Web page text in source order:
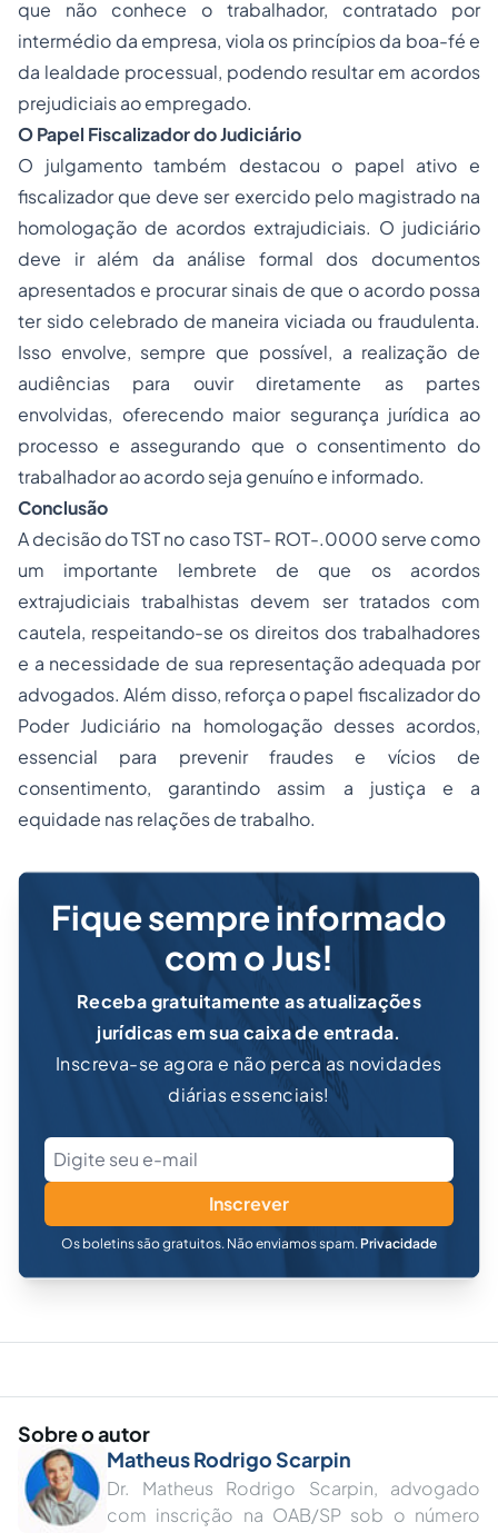
que não conhece o trabalhador, contratado por
intermédio da empresa, viola os princípios da boa-fé e
da lealdade processual, podendo resultar em acordos
prejudiciais ao empregado.
O Papel Fiscalizador do Judiciário
O julgamento também destacou o papel ativo e
fiscalizador que deve ser exercido pelo magistrado na
homologação de acordos extrajudiciais. O judiciário
deve ir além da análise formal dos documentos
apresentados e procurar sinais de que o acordo possa
ter sido celebrado de maneira viciada ou fraudulenta.
Isso envolve, sempre que possível, a realização de
audiências para ouvir diretamente as partes
envolvidas, oferecendo maior segurança jurídica ao
processo e assegurando que o consentimento do
trabalhador ao acordo seja genuíno e informado.
Conclusão
A decisão do TST no caso TST- ROT-.0000 serve como
um importante lembrete de que os acordos
extrajudiciais trabalhistas devem ser tratados com
cautela, respeitando-se os direitos dos trabalhadores
e a necessidade de sua representação adequada por
advogados. Além disso, reforça o papel fiscalizador do
Poder Judiciário na homologação desses acordos,
essencial para prevenir fraudes e vícios de
consentimento, garantindo assim a justiça e a
equidade nas relações de trabalho.
Fique sempre informado
com o Jus!
Receba gratuitamente as atualizações
jurídicas em sua caixa de entrada.
Inscreva-se agora e não perca as novidades
diárias essenciais!
Inscrever
Os boletins são gratuitos. Não enviamos spam. Privacidade
Sobre o autor
Matheus Rodrigo Scarpin
Dr. Matheus Rodrigo Scarpin, advogado
com inscrição na OAB/SP sob o número